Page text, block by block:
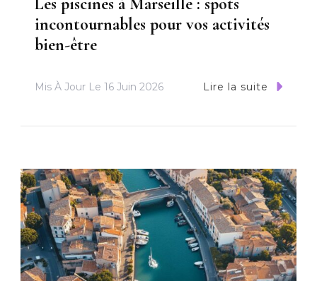
incontournables pour vos activités
bien-être
Mis À Jour Le 16 Juin 2026 Lire la suite